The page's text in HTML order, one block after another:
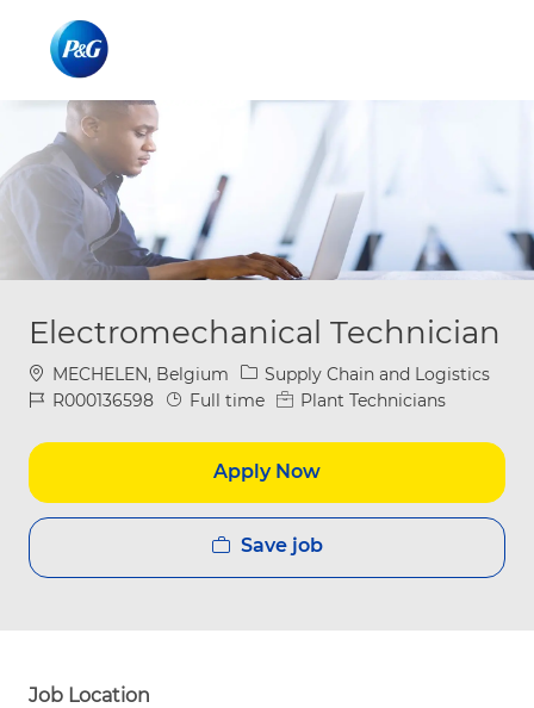
Electromechanical Technician
Location
MECHELEN, Belgium Category
Supply Chain and Logistics
Job IdR000136598 Job Type
Full time Plant Technicians
Apply Now
Save job
Job Location